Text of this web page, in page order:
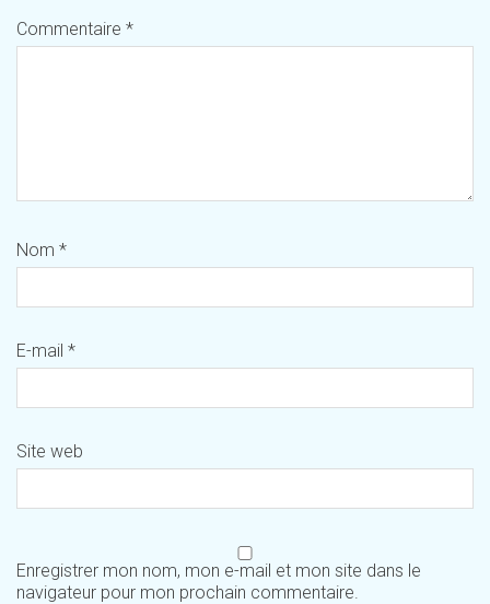
Commentaire *
Nom *
E-mail *
Site web
Enregistrer mon nom, mon e-mail et mon site dans le
navigateur pour mon prochain commentaire.